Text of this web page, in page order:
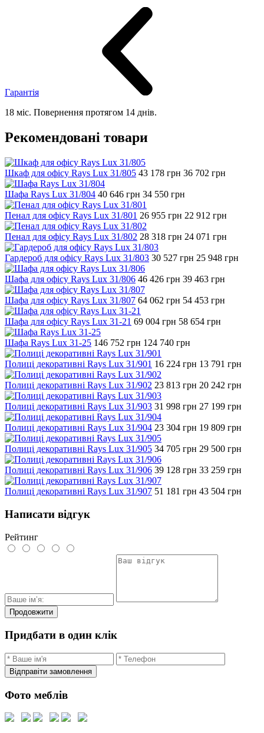
Гарантія
18 міс. Повернення протягом 14 днів.
Рекомендовані товари
Шкаф для офісу Rays Lux 31/805 43 178 грн 36 702 грн
Шафа Rays Lux 31/804 40 646 грн 34 550 грн
Пенал для офісу Rays Lux 31/801 26 955 грн 22 912 грн
Пенал для офісу Rays Lux 31/802 28 318 грн 24 071 грн
Гардероб для офісу Rays Lux 31/803 30 527 грн 25 948 грн
Шафа для офісу Rays Lux 31/806 46 426 грн 39 463 грн
Шафа для офісу Rays Lux 31/807 64 062 грн 54 453 грн
Шафа для офісу Rays Lux 31-21 69 004 грн 58 654 грн
Шафа Rays Lux 31-25 146 752 грн 124 740 грн
Полиці декоративні Rays Lux 31/901 16 224 грн 13 791 грн
Полиці декоративні Rays Lux 31/902 23 813 грн 20 242 грн
Полиці декоративні Rays Lux 31/903 31 998 грн 27 199 грн
Полиці декоративні Rays Lux 31/904 23 304 грн 19 809 грн
Полиці декоративні Rays Lux 31/905 34 705 грн 29 500 грн
Полиці декоративні Rays Lux 31/906 39 128 грн 33 259 грн
Полиці декоративні Rays Lux 31/907 51 181 грн 43 504 грн
Написати відгук
Рейтинг
Продовжити
Придбати в один клік
Відправіти замовлення
Фото меблів